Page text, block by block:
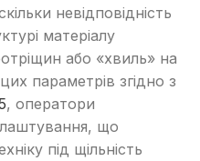
невідповідність
матеріалу
або «хвиль» на
параметрів згідно з
, оператори
що
під щільність